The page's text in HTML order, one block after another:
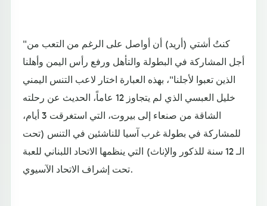
"كنتُ أشتي (أريد) أن أواصل على الرغم من التعب من
أجل المشاركة في البطولة والتأهل ورفع رأس اليمن وأهلنا
الذين تعبوا لأجلنا"، بهذه العبارة اختار لاعب التنس اليمني
خليل العبسي الذي لم يتجاوز 12 عاماً، الحديث عن رحلته
الشاقة من صنعاء إلى بيروت، التي استغرقت 3 أيام،
للمشاركة في بطولة غرب آسيا للناشئين في التنس (تحت
الـ 12 سنة للذكور والإناث) التي ينظمها الاتحاد اللبناني للعبة
تحت إشراف الاتحاد الآسيوي.